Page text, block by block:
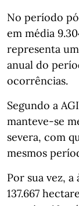
No período
em média
representa
anual do
ocorrências.
Segundo a
manteve-se
severa, com
mesmos
Por sua vez,
137.667